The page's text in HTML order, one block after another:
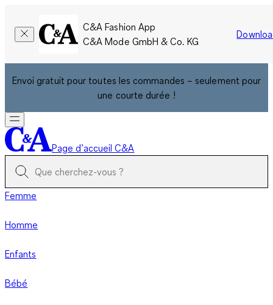
C&A Fashion App
C&A Mode GmbH & Co. KG
Envoi gratuit pour toutes les commandes – seulement pour
une courte durée !
Page d’accueil C&A
Femme
Homme
Enfants
Bébé